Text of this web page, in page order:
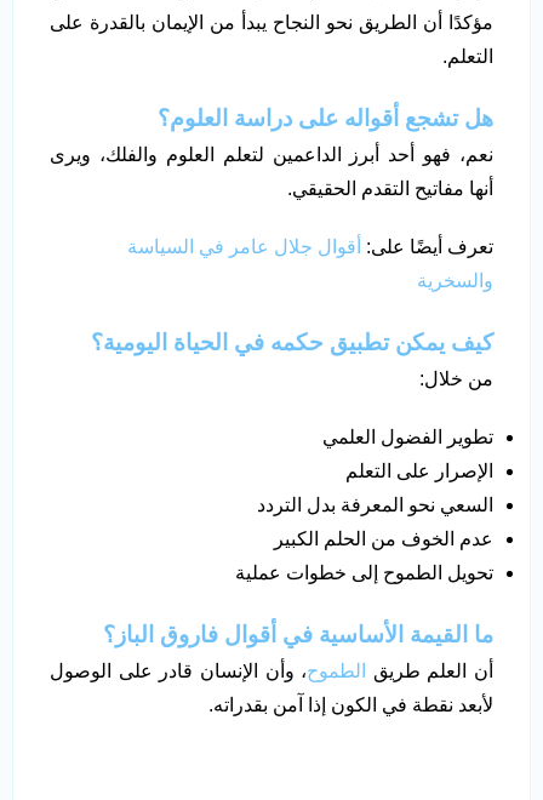
مؤكدًا أن الطريق نحو النجاح يبدأ من الإيمان بالقدرة على
التعلم.
هل تشجع أقواله على دراسة العلوم؟
نعم، فهو أحد أبرز الداعمين لتعلم العلوم والفلك، ويرى
أنها مفاتيح التقدم الحقيقي.
تعرف أيضًا على: أقوال جلال عامر في السياسة
والسخرية
كيف يمكن تطبيق حكمه في الحياة اليومية؟
من خلال:
تطوير الفضول العلمي
الإصرار على التعلم
السعي نحو المعرفة بدل التردد
عدم الخوف من الحلم الكبير
تحويل الطموح إلى خطوات عملية
ما القيمة الأساسية في أقوال فاروق الباز؟
أن العلم طريق الطموح، وأن الإنسان قادر على الوصول
لأبعد نقطة في الكون إذا آمن بقدراته.